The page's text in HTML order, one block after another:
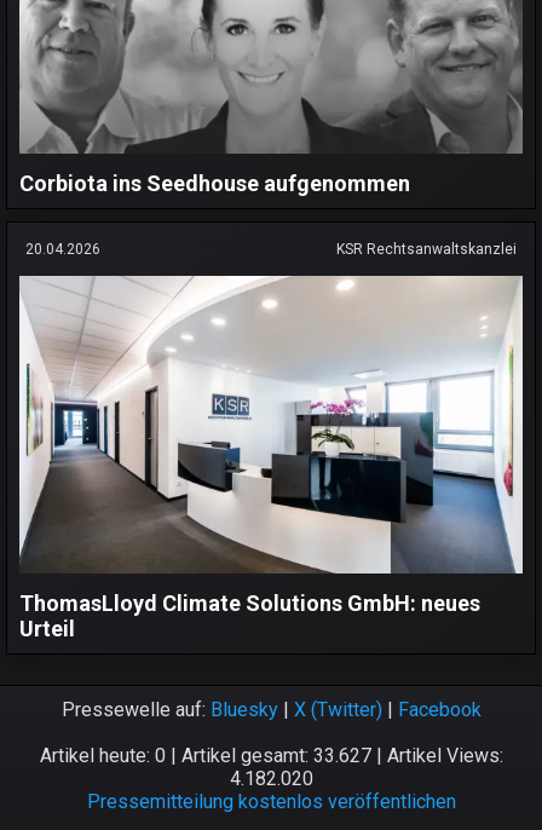
Corbiota ins Seedhouse aufgenommen
20.04.2026 KSR Rechtsanwaltskanzlei
ThomasLloyd Climate Solutions GmbH: neues
Urteil
Pressewelle auf: Bluesky| X (Twitter)| Facebook
Artikel heute: 0 | Artikel gesamt: 33.627 | Artikel Views:
4.182.020
Pressemitteilung kostenlos veröffentlichen